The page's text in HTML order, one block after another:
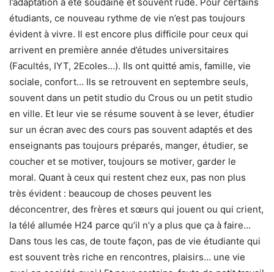
étudiants, ce nouveau rythme de vie n’est pas toujours
évident à vivre. Il est encore plus difficile pour ceux qui
arrivent en première année d’études universitaires
(Facultés, IYT, 2Ecoles…). Ils ont quitté amis, famille, vie
sociale, confort… Ils se retrouvent en septembre seuls,
souvent dans un petit studio du Crous ou un petit studio
en ville. Et leur vie se résume souvent à se lever, étudier
sur un écran avec des cours pas souvent adaptés et des
enseignants pas toujours préparés, manger, étudier, se
coucher et se motiver, toujours se motiver, garder le
moral. Quant à ceux qui restent chez eux, pas non plus
très évident : beaucoup de choses peuvent les
déconcentrer, des frères et sœurs qui jouent ou qui crient,
la télé allumée H24 parce qu’il n’y a plus que ça à faire…
Dans tous les cas, de toute façon, pas de vie étudiante qui
est souvent très riche en rencontres, plaisirs… une vie